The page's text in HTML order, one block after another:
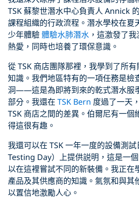
TSK 蘇黎世潛水中心負責人 Annick
課程組織的行政流程。潛水學校在夏
少年體驗體驗水肺潛水 ，這激發了
熱愛，同時也培養了環保意識。
從 TSK 商店團隊那裡，我學到了所
知識。我們地區特有的一項任務是檢
洞——這是為即將到來的乾式潛水服
部分。我還在 TSK Bern 度過了一天
TSK 商店之間的差異。伯爾尼有一個
得這很有趣。
我還可以在 TSK 一年一度的設備測
Testing Day）上提供説明，這是一
以在這裡嘗試不同的新裝備。我正在
產品及其供應商的知識。氣氛和與其
以置信地激勵人心。